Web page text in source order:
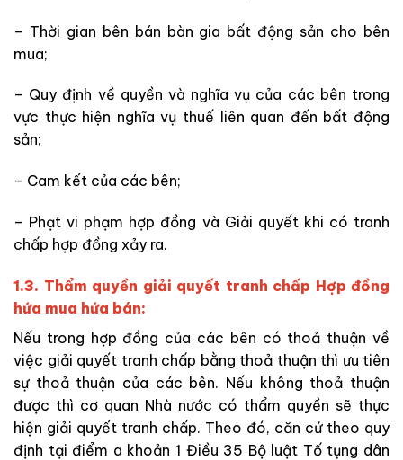
– Thời gian bên bán bàn gia bất động sản cho bên
mua;
– Quy định về quyền và nghĩa vụ của các bên trong
vực thực hiện nghĩa vụ thuế liên quan đến bất động
sản;
– Cam kết của các bên;
– Phạt vi phạm hợp đồng và Giải quyết khi có tranh
chấp hợp đồng xảy ra.
1.3. Thẩm quyền giải quyết tranh chấp Hợp đồng
hứa mua hứa bán:
Nếu trong hợp đồng của các bên có thoả thuận về
việc giải quyết tranh chấp bằng thoả thuận thì ưu tiên
sự thoả thuận của các bên. Nếu không thoả thuận
được thì cơ quan Nhà nước có thẩm quyền sẽ thực
hiện giải quyết tranh chấp. Theo đó, căn cứ theo quy
định tại điểm a khoản 1 Điều 35 Bộ luật Tố tụng dân